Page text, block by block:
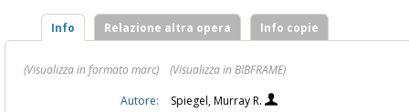
Info Relazione altra opera Info copie
(Visualizza in formato marc)
(Visualizza in BIBFRAME)
Autore:
Spiegel, Murray R.